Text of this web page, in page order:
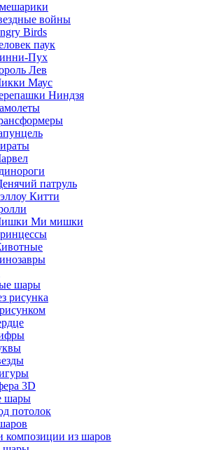
войны
Birds
паук
Пух
Лев
Маус
Ниндзя
патруль
Китти
Ми мишки
шары
рисунка
3D
шары
потолок
композиции из шаров